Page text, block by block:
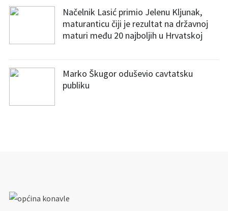
Načelnik Lasić primio Jelenu Kljunak,
maturanticu čiji je rezultat na državnoj
maturi među 20 najboljih u Hrvatskoj
Marko Škugor oduševio cavtatsku
publiku